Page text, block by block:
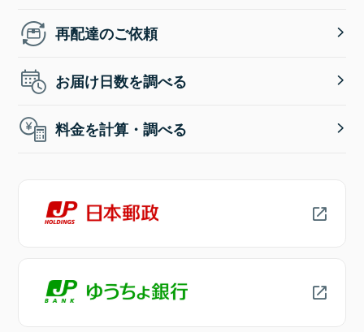
再配達のご依頼
お届け日数を調べる
料金を計算・調べる